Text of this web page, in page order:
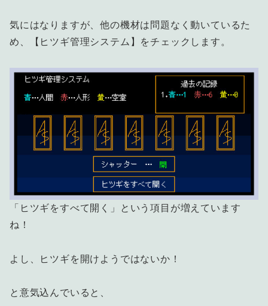
気にはなりますが、他の機材は問題なく動いているた
め、【ヒツギ管理システム】をチェックします。
「ヒツギをすべて開く」という項目が増えています
ね！
よし、ヒツギを開けようではないか！
と意気込んでいると、